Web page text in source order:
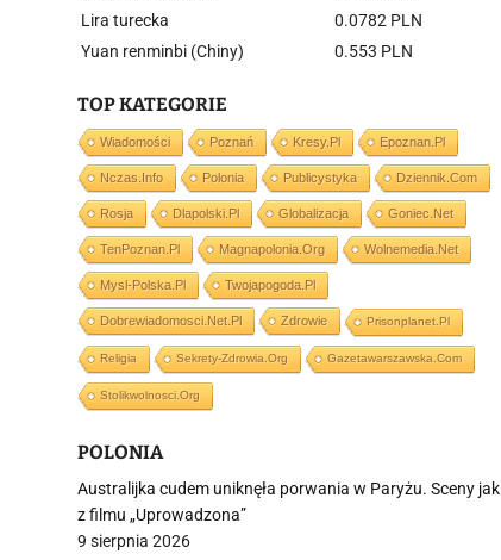
Lira turecka
0.0782 PLN
Yuan renminbi (Chiny)
0.553 PLN
TOP KATEGORIE
Wiadomości Poznań Kresy.pl Epoznan.pl
Nczas.info Polonia Publicystyka Dziennik.com
Rosja Dlapolski.pl Globalizacja Goniec.net
TenPoznan.pl Magnapolonia.org Wolnemedia.net
Mysl-Polska.pl Twojapogoda.pl
Dobrewiadomosci.net.pl Zdrowie Prisonplanet.pl
Religia Sekrety-Zdrowia.org Gazetawarszawska.com
Stolikwolnosci.org
POLONIA
Australijka cudem uniknęła porwania w Paryżu. Sceny jak
z filmu „Uprowadzona”
9 sierpnia 2026